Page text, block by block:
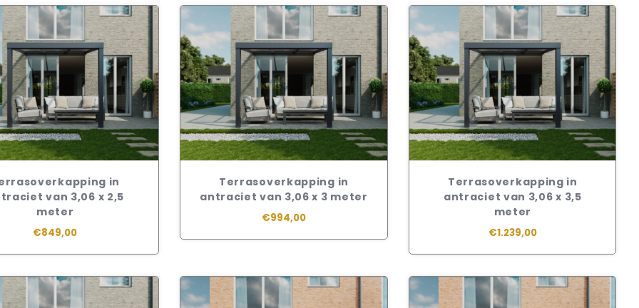
in
van 3,06 x 2,5
meter
€849,00
Terrasoverkapping in
antraciet van 3,06 x 3 meter
€994,00
Terrasoverkapping in
antraciet van 3,06 x 3,5
meter
€1.239,00